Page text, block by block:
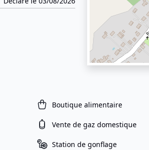
Boutique alimentaire
Vente de gaz domestique
Station de gonflage